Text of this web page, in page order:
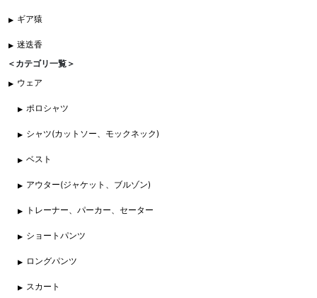
ギア猿
迷迭香
＜カテゴリ一覧＞
ウェア
ポロシャツ
シャツ(カットソー、モックネック)
ベスト
アウター(ジャケット、ブルゾン)
トレーナー、パーカー、セーター
ショートパンツ
ロングパンツ
スカート